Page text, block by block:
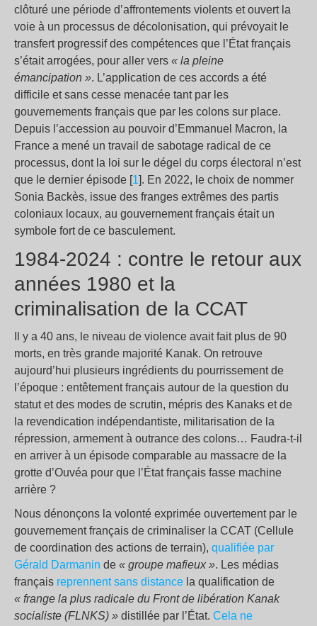
clôturé une période d’affrontements violents et ouvert la
voie à un processus de décolonisation, qui prévoyait le
transfert progressif des compétences que l’État français
s’était arrogées, pour aller vers « la pleine
émancipation ». L’application de ces accords a été
difficile et sans cesse menacée tant par les
gouvernements français que par les colons sur place.
Depuis l’accession au pouvoir d’Emmanuel Macron, la
France a mené un travail de sabotage radical de ce
processus, dont la loi sur le dégel du corps électoral n’est
que le dernier épisode [1]. En 2022, le choix de nommer
Sonia Backès, issue des franges extrêmes des partis
coloniaux locaux, au gouvernement français était un
symbole fort de ce basculement.
1984-2024 : contre le retour aux
années 1980 et la
criminalisation de la CCAT
Il y a 40 ans, le niveau de violence avait fait plus de 90
morts, en très grande majorité Kanak. On retrouve
aujourd’hui plusieurs ingrédients du pourrissement de
l’époque : entêtement français autour de la question du
statut et des modes de scrutin, mépris des Kanaks et de
la revendication indépendantiste, militarisation de la
répression, armement à outrance des colons… Faudra-t-il
en arriver à un épisode comparable au massacre de la
grotte d’Ouvéa pour que l’État français fasse machine
arrière ?
Nous dénonçons la volonté exprimée ouvertement par le
gouvernement français de criminaliser la CCAT (Cellule
de coordination des actions de terrain), qualifiée par
Gérald Darmanin de « groupe mafieux ». Les médias
français reprennent sans distance la qualification de
« frange la plus radicale du Front de libération Kanak
socialiste (FLNKS) » distillée par l’État. Cela ne